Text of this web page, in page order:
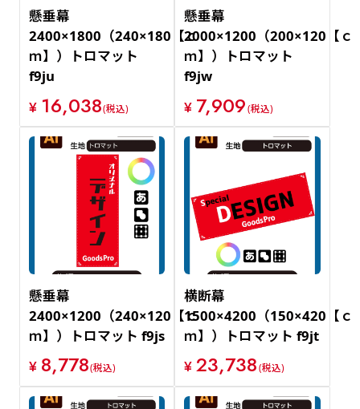
懸垂幕
2400×1800（240×180【ｃ
ｍ】）トロマット
f9ju
¥ 16,038(税込)
懸垂幕
2000×1200（200×120【ｃ
ｍ】）トロマット
f9jw
¥ 7,909(税込)
懸垂幕
2400×1200（240×120【ｃ
ｍ】）トロマット f9js
¥ 8,778(税込)
横断幕
1500×4200（150×420【ｃ
ｍ】）トロマット f9jt
¥ 23,738(税込)